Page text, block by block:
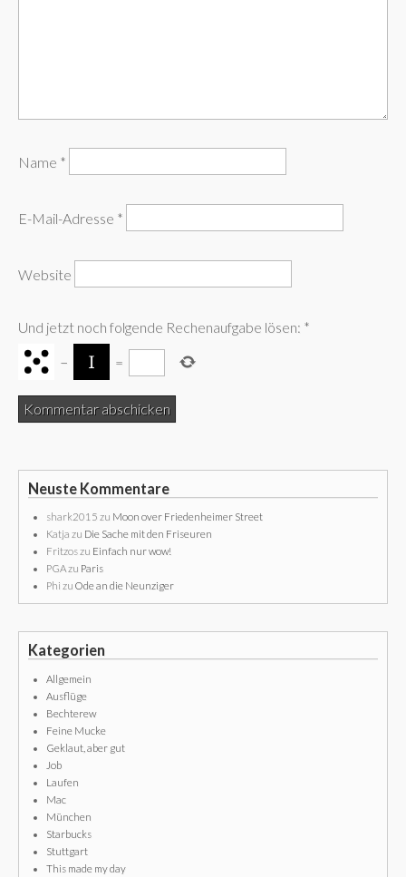
Name *
E-Mail-Adresse *
Website
Und jetzt noch folgende Rechenaufgabe lösen: *
− =
Neuste Kommentare
shark2015 zu Moon over Friedenheimer Street
Katja zu Die Sache mit den Friseuren
Fritzoszu Einfach nur wow!
PGAzu Paris
Phi zu Ode an die Neunziger
Kategorien
Allgemein
Ausflüge
Bechterew
Feine Mucke
Geklaut, aber gut
Job
Laufen
Mac
München
Starbucks
Stuttgart
This made my day